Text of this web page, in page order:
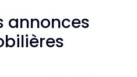
annonces